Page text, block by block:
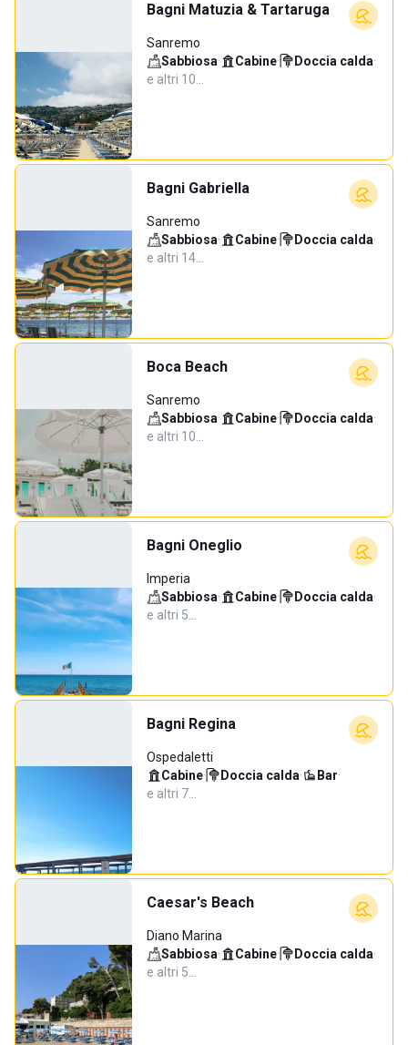
Bagni Matuzia & Tartaruga
Sanremo
Sabbiosa· Cabine· Doccia calda·
e altri 10…
Bagni Gabriella
Sanremo
Sabbiosa· Cabine· Doccia calda·
e altri 14…
Boca Beach
Sanremo
Sabbiosa· Cabine· Doccia calda·
e altri 10…
Bagni Oneglio
Imperia
Sabbiosa· Cabine· Doccia calda·
e altri 5…
Bagni Regina
Ospedaletti
Cabine· Doccia calda· Bar·
e altri 7…
Caesar's Beach
Diano Marina
Sabbiosa· Cabine· Doccia calda·
e altri 5…